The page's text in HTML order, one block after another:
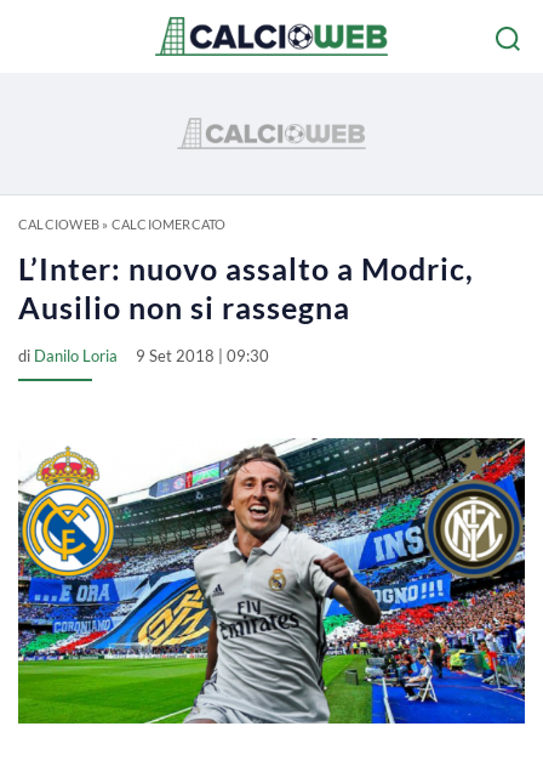
CALCIOWEB» CALCIOMERCATO
L’Inter: nuovo assalto a Modric,
Ausilio non si rassegna
di Danilo Loria 9 Set 2018 | 09:30